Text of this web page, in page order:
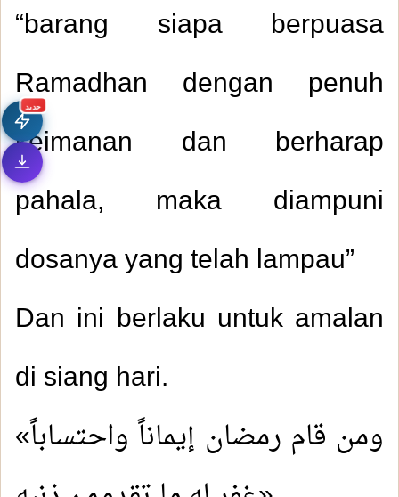
جديد
“barang siapa berpuasa
Ramadhan dengan penuh
keimanan dan berharap
pahala, maka diampuni
dosanya yang telah lampau”
Dan ini berlaku untuk amalan
di siang hari.
«ومن قام رمضان إيماناً واحتساباً